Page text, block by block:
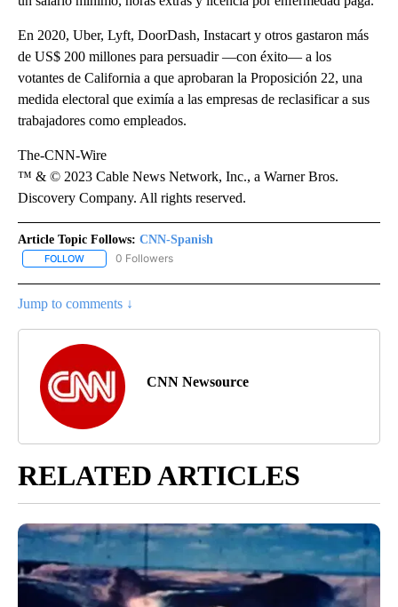
En 2020, Uber, Lyft, DoorDash, Instacart y otros gastaron más
de US$ 200 millones para persuadir —con éxito— a los
votantes de California a que aprobaran la Proposición 22, una
medida electoral que eximía a las empresas de reclasificar a sus
trabajadores como empleados.
The-CNN-Wire
™ & © 2023 Cable News Network, Inc., a Warner Bros.
Discovery Company. All rights reserved.
Article Topic Follows: CNN-Spanish
FOLLOW FOLLOW "CNN-SPANISH" TO RECEIVE NOTIFICATIONS ABOUT
0 Followers
Jump to comments ↓
CNN Newsource
RELATED ARTICLES